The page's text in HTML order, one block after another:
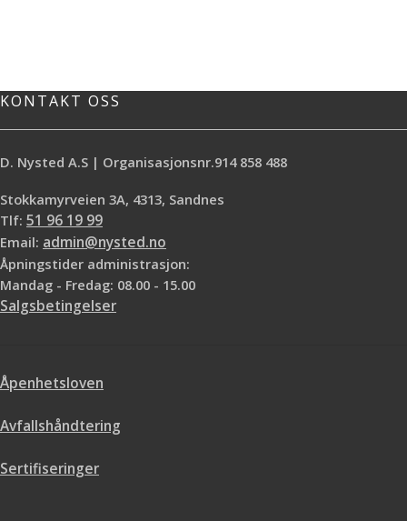
KONTAKT OSS
D. Nysted A.S | Organisasjonsnr.914 858 488
Stokkamyrveien 3A, 4313, Sandnes
Tlf: 51 96 19 99
Email: admin@nysted.no
Åpningstider administrasjon:
Mandag - Fredag: 08.00 - 15.00
Salgsbetingelser
Åpenhetsloven
Avfallshåndtering
Sertifiseringer